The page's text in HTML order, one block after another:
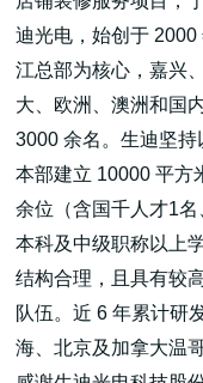
潮玩技术解
头部潮玩盲盒/
一番赏/魔力赏/
高端网站建
迪光电，始创于
江总部为核心，嘉兴
大、欧洲、澳洲和国
3000 余名。生迪坚
本部建立 10000 平方
余位（含国千人才1名
本科及中级职称以上
结构合理，且具有较
队伍。近 6 年累计研
海、北京及加拿大温